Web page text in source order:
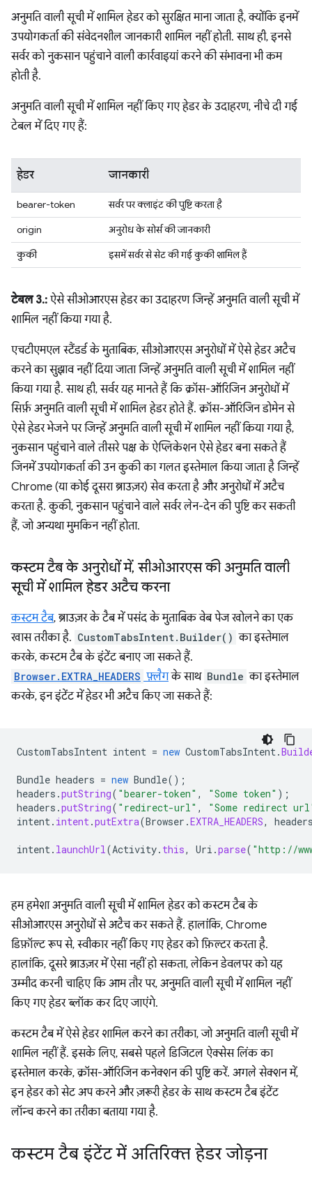
अनुमति वाली सूची में शामिल हेडर को सुरक्षित माना जाता है, क्योंकि इनमें
उपयोगकर्ता की संवेदनशील जानकारी शामिल नहीं होती. साथ ही, इनसे
सर्वर को नुकसान पहुंचाने वाली कार्रवाइयां करने की संभावना भी कम
होती है.
अनुमति वाली सूची में शामिल नहीं किए गए हेडर के उदाहरण, नीचे दी गई
टेबल में दिए गए हैं:
हेडर जानकारी
bearer-token
सर्वर पर क्लाइंट की पुष्टि करता है
origin
अनुरोध के सोर्स की जानकारी
कुकी
इसमें सर्वर से सेट की गई कुकी शामिल हैं
टेबल 3.: ऐसे सीओआरएस हेडर का उदाहरण जिन्हें अनुमति वाली सूची में
शामिल नहीं किया गया है.
एचटीएमएल स्टैंडर्ड के मुताबिक, सीओआरएस अनुरोधों में ऐसे हेडर अटैच
करने का सुझाव नहीं दिया जाता जिन्हें अनुमति वाली सूची में शामिल नहीं
किया गया है. साथ ही, सर्वर यह मानते हैं कि क्रॉस-ऑरिजिन अनुरोधों में
सिर्फ़ अनुमति वाली सूची में शामिल हेडर होते हैं. क्रॉस-ऑरिजिन डोमेन से
ऐसे हेडर भेजने पर जिन्हें अनुमति वाली सूची में शामिल नहीं किया गया है,
नुकसान पहुंचाने वाले तीसरे पक्ष के ऐप्लिकेशन ऐसे हेडर बना सकते हैं
जिनमें उपयोगकर्ता की उन कुकी का गलत इस्तेमाल किया जाता है जिन्हें
Chrome (या कोई दूसरा ब्राउज़र) सेव करता है और अनुरोधों में अटैच
करता है. कुकी, नुकसान पहुंचाने वाले सर्वर लेन-देन की पुष्टि कर सकती
हैं, जो अन्यथा मुमकिन नहीं होता.
कस्टम टैब के अनुरोधों में, सीओआरएस की अनुमति वाली
सूची में शामिल हेडर अटैच करना
कस्टम टैब, ब्राउज़र के टैब में पसंद के मुताबिक वेब पेज खोलने का एक
खास तरीका है. CustomTabsIntent.Builder() का इस्तेमाल
करके, कस्टम टैब के इंटेंट बनाए जा सकते हैं.
Browser.EXTRA_HEADERS फ़्लैगके साथ Bundle का इस्तेमाल
करके, इन इंटेंट में हेडर भी अटैच किए जा सकते हैं:
CustomTabsIntent intent = new CustomTabsIntent.
Bundle headers = new Bundle();
headers .putString( "bearer-token" , "Some token" );
headers .putString( "redirect-url" ,
"Some redirect
intent. intent.putExtra(Browser .EXTRA_HEADERS,
intent. launchUrl(Activity. this, Uri .parse( "http://
हम हमेशा अनुमति वाली सूची में शामिल हेडर को कस्टम टैब के
सीओआरएस अनुरोधों से अटैच कर सकते हैं. हालांकि, Chrome
डिफ़ॉल्ट रूप से, स्वीकार नहीं किए गए हेडर को फ़िल्टर करता है.
हालांकि, दूसरे ब्राउज़र में ऐसा नहीं हो सकता, लेकिन डेवलपर को यह
उम्मीद करनी चाहिए कि आम तौर पर, अनुमति वाली सूची में शामिल नहीं
किए गए हेडर ब्लॉक कर दिए जाएंगे.
कस्टम टैब में ऐसे हेडर शामिल करने का तरीका, जो अनुमति वाली सूची में
शामिल नहीं हैं. इसके लिए, सबसे पहले डिजिटल ऐक्सेस लिंक का
इस्तेमाल करके, क्रॉस-ऑरिजिन कनेक्शन की पुष्टि करें. अगले सेक्शन में,
इन हेडर को सेट अप करने और ज़रूरी हेडर के साथ कस्टम टैब इंटेंट
लॉन्च करने का तरीका बताया गया है.
कस्टम टैब इंटेंट में अतिरिक्त हेडर जोड़ना